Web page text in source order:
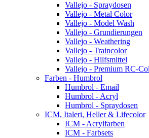
Vallejo - Spraydosen
Vallejo - Metal Color
Vallejo - Model Wash
Vallejo - Grundierungen
Vallejo - Weathering
Vallejo - Traincolor
Vallejo - Hilfsmittel
Vallejo - Premium RC-
Farben - Humbrol
Humbrol - Email
Humbrol - Acryl
Humbrol - Spraydosen
ICM, Italeri, Heller & Lifecolor
ICM - Acrylfarben
ICM - Farbsets